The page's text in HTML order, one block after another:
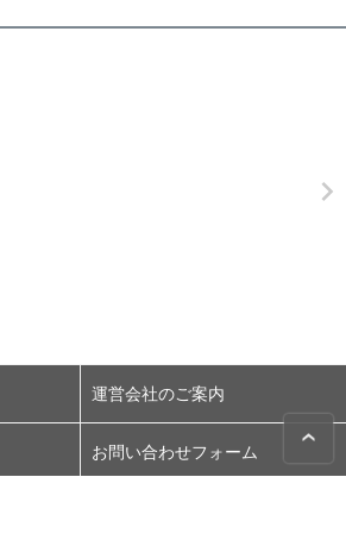
運営会社のご案内
お問い合わせフォーム